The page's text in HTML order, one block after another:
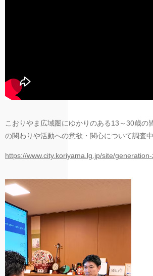
こおりやま広域圏にゆかりのある13～30歳の
の関わりや活動への意欲・関心について調査中
https://www.city.koriyama.lg.jp/site/